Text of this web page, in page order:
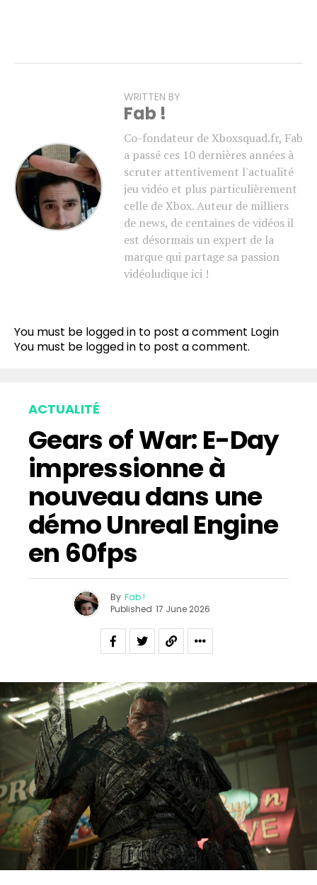
WRITTEN BY
Fab !
Co-fondateur de Xboxsquad.fr, Fab
a passé ces 10 dernières années à
scruter attentivement l'actualité
jeu vidéo et plus particulièrement
celle de Xbox. Auteur de milliers
de news, de centaines de vidéos il
est désormais un expert de la
marque qui partage sa passion
vidéoludique ici !
You must be logged in to post a comment Login
You must be logged in to post a comment.
ACTUALITÉ
Gears of War: E-Day
impressionne à
nouveau dans une
démo Unreal Engine
en 60fps
By Fab !
Published 17 June 2026